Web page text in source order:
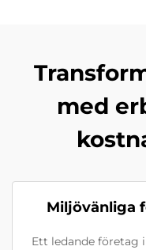
med
Miljövänliga
Ett ledande företag